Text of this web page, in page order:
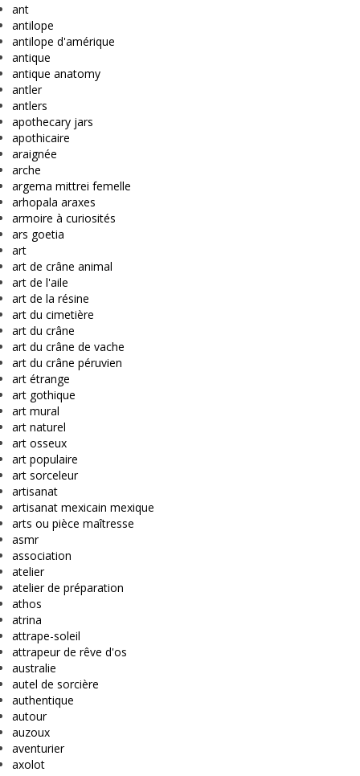
ant
antilope
antilope d'amérique
antique
antique anatomy
antler
antlers
apothecary jars
apothicaire
araignée
arche
argema mittrei femelle
arhopala araxes
armoire à curiosités
ars goetia
art
art de crâne animal
art de l'aile
art de la résine
art du cimetière
art du crâne
art du crâne de vache
art du crâne péruvien
art étrange
art gothique
art mural
art naturel
art osseux
art populaire
art sorceleur
artisanat
artisanat mexicain mexique
arts ou pièce maîtresse
asmr
association
atelier
atelier de préparation
athos
atrina
attrape-soleil
attrapeur de rêve d'os
australie
autel de sorcière
authentique
autour
auzoux
aventurier
axolot